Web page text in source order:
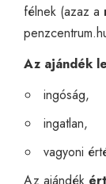
félnek (azaz a
Az ajándék
ingóság,
ingatlan,
vagyoni
Az ajándék